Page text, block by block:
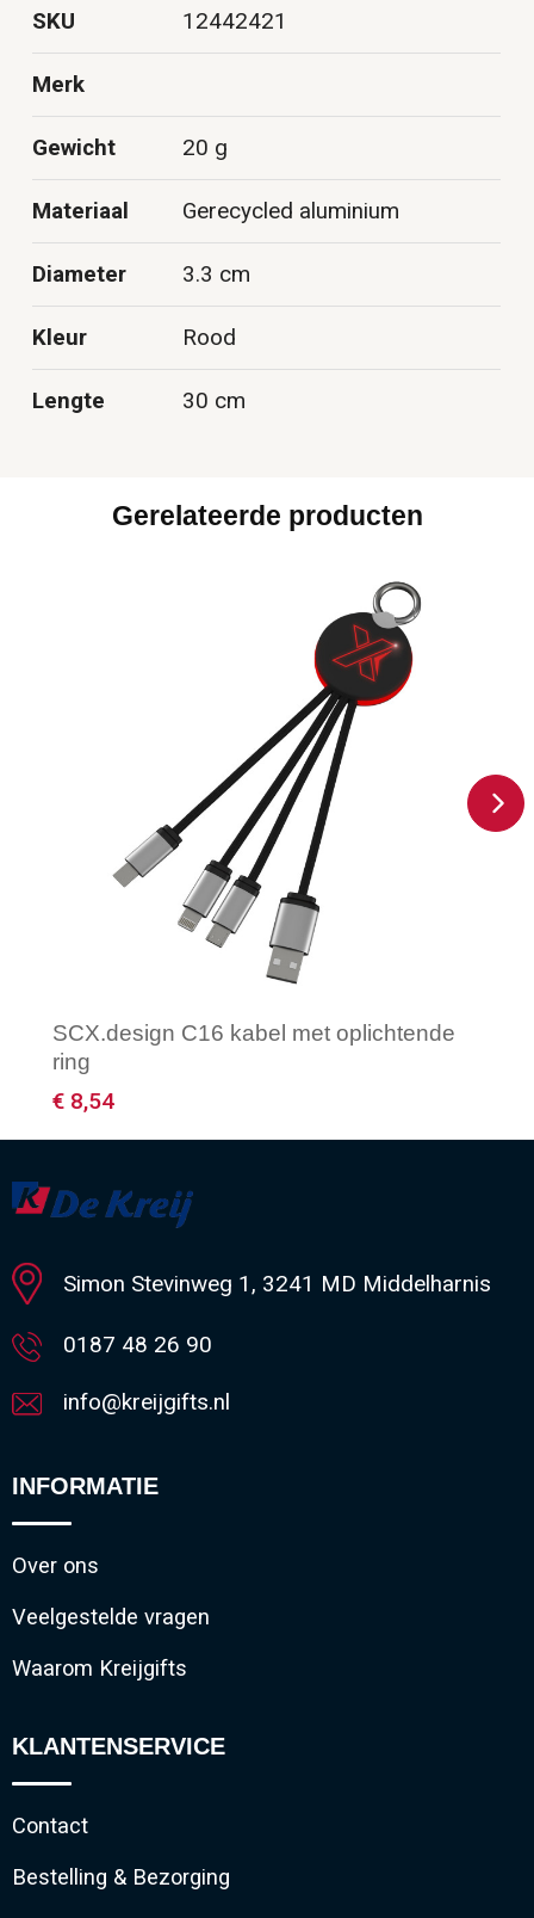
SKU 12442421
Merk
Gewicht 20 g
Materiaal Gerecycled aluminium
Diameter 3.3 cm
Kleur Rood
Lengte 30 cm
Gerelateerde producten
SCX.design C16 kabel met oplichtende
ring
€ 8,54
Minimale afname: 1
Simon Stevinweg 1, 3241 MD Middelharnis
0187 48 26 90
info@kreijgifts.nl
INFORMATIE
Over ons
Veelgestelde vragen
Waarom Kreijgifts
KLANTENSERVICE
Contact
Bestelling & Bezorging